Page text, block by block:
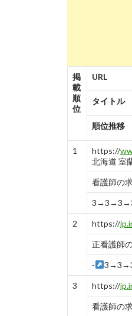
掲
載
順
位
URL
タイトル
順位推移
1 https://
北海道 室
看護師の
2 https://
正看護師
-
3 https://
看護師の